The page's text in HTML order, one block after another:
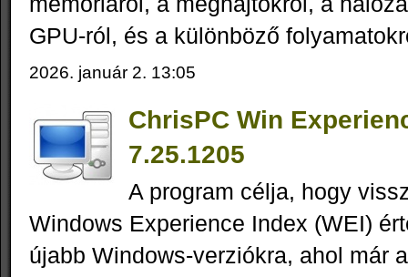
GPU-ról, és a különböző
2026. január 2. 13:05
ChrisPC Win
7.25.1205
A program célja, hogy
Windows Experience Index (WEI)
újabb Windows-verziókra, ahol már